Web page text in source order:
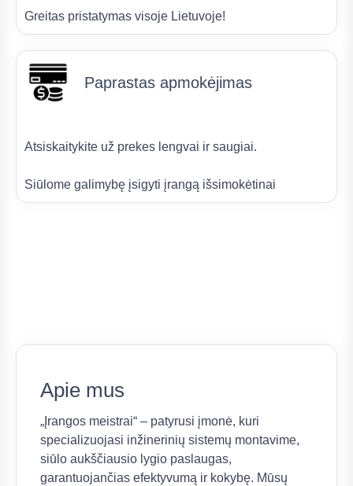
Greitas pristatymas visoje Lietuvoje!
Paprastas apmokėjimas
Atsiskaitykite už prekes lengvai ir saugiai.
Siūlome galimybę įsigyti įrangą išsimokėtinai
Apie mus
„Įrangos meistrai“ – patyrusi įmonė, kuri
specializuojasi inžinerinių sistemų montavime,
siūlo aukščiausio lygio paslaugas,
garantuojančias efektyvumą ir kokybę. Mūsų